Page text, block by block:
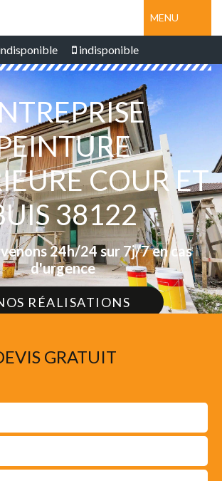
MENU
indisponible
COUR ET
38122
24h/24 sur 7j/7 en cas
d'urgence
RÉALISATIONS
GRATUIT